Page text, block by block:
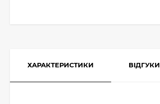
ХАРАКТЕРИСТИКИ ВІДГУКИ